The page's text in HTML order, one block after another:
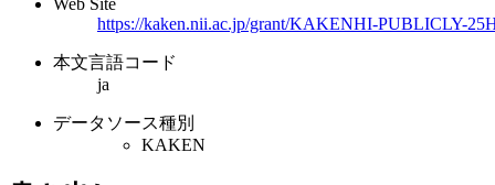
https://kaken.nii.ac.jp/grant/KAKENHI-PUBLICLY-
本文言語コード
ja
データソース種別
KAKEN